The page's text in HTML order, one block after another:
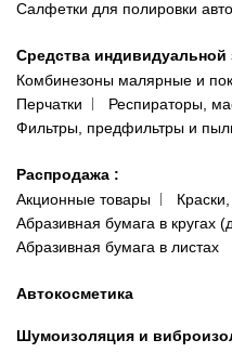
Салфетки для полировки авто
Средства
Комбинезоны малярные и
Перчатки
Респираторы,
Фильтры, предфильтры и
Распродажа :
Акционные товары
Абразивная бумага в кругах
Абразивная бумага в листах
Автокосметика
Шумоизоляция и